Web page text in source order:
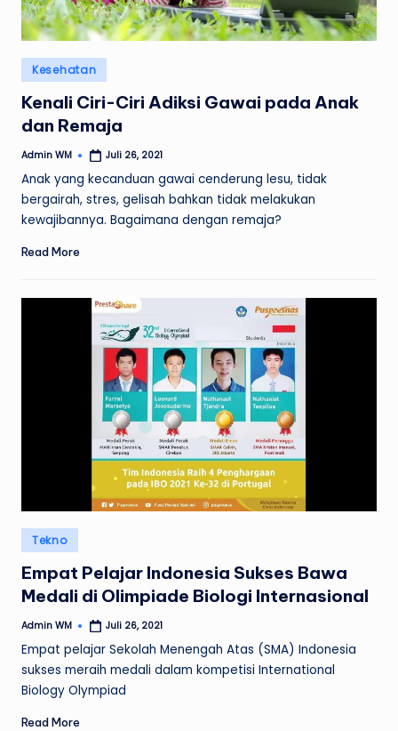
Posted
in
Kesehatan
Kenali Ciri-Ciri Adiksi Gawai pada Anak
dan Remaja
Posted
Admin WM Juli 26, 2021
Anak yang kecanduan gawai cenderung lesu, tidak
bergairah, stres, gelisah bahkan tidak melakukan
kewajibannya. Bagaimana dengan remaja?
Read More
Posted
in
Tekno
Empat Pelajar Indonesia Sukses Bawa
Medali di Olimpiade Biologi Internasional
Posted
Admin WM Juli 26, 2021
Empat pelajar Sekolah Menengah Atas (SMA) Indonesia
sukses meraih medali dalam kompetisi International
Biology Olympiad
Read More